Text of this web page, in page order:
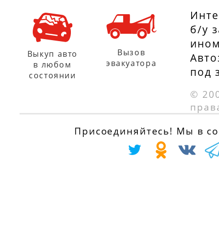
б/у
под
©
Выкуп авто
в любом
состоянии
Вызов
эвакуатора
Присоединяйтесь! Мы в